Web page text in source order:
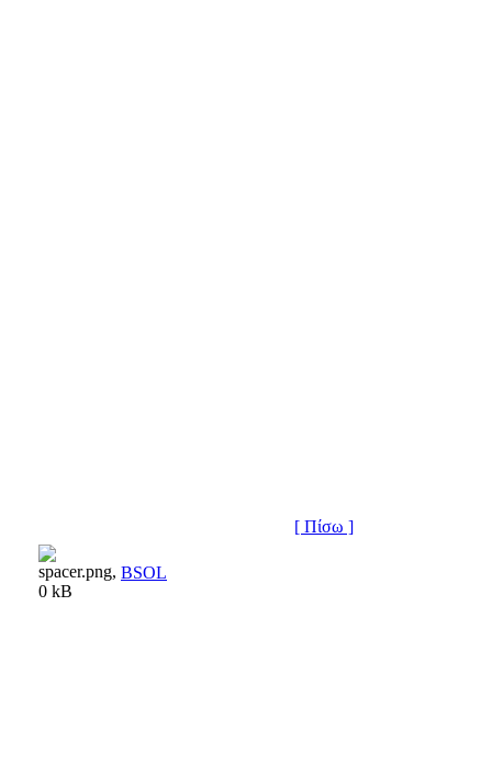
[ Πίσω ]
BSOL